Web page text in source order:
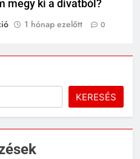
megy ki a divatból?
1 hónap ezelőtt 0
KERESÉS